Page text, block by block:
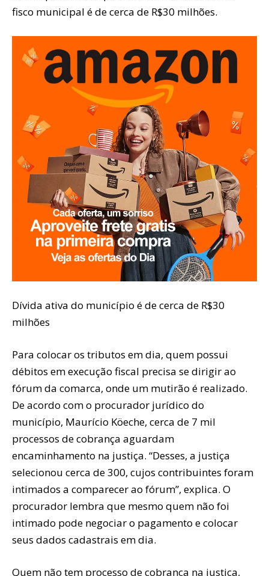
fisco municipal é de cerca de R$30 milhões.
Dívida ativa do município é de cerca de R$30
milhões
Para colocar os tributos em dia, quem possui
débitos em execução fiscal precisa se dirigir ao
fórum da comarca, onde um mutirão é realizado.
De acordo com o procurador jurídico do
município, Maurício Köeche, cerca de 7 mil
processos de cobrança aguardam
encaminhamento na justiça. “Desses, a justiça
selecionou cerca de 300, cujos contribuintes foram
intimados a comparecer ao fórum”, explica. O
procurador lembra que mesmo quem não foi
intimado pode negociar o pagamento e colocar
seus dados cadastrais em dia.
Quem não tem processo de cobrança na justiça,